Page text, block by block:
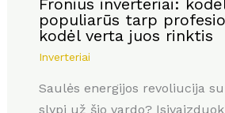
Fronius inverteriai:
populiarūs tarp
kodėl verta juos rinktis
Inverteriai
Saulės energijos revoliucija
slypi už šio vardo?